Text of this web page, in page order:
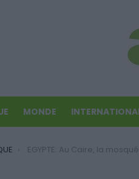
MONDE
EGYPTE: Au Caire, la mosquée d’al-Fath, place Ramsès, complètement